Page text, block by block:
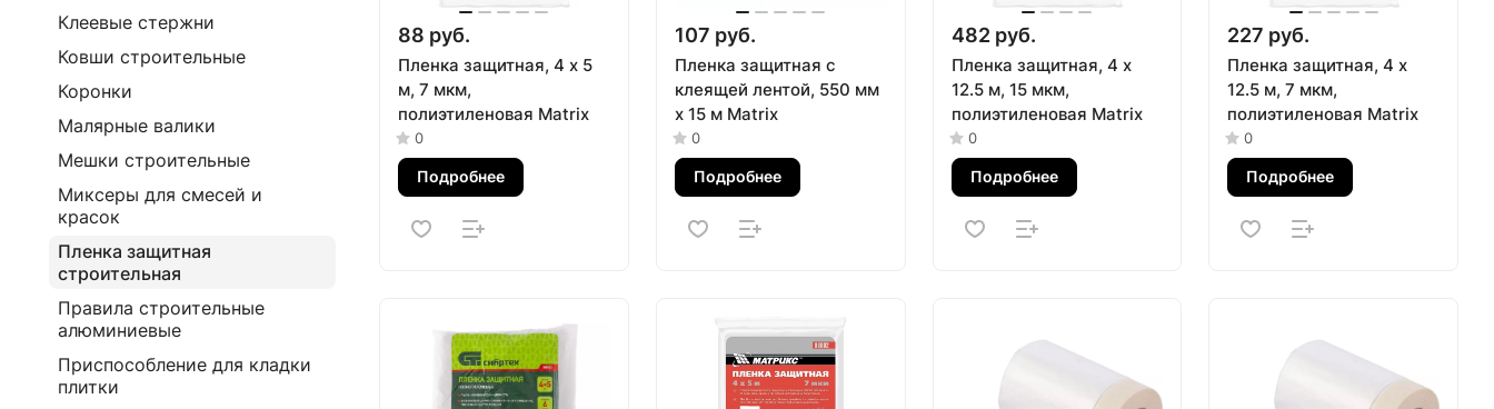
88 руб.
Пленка защитная, 4 х 5
м, 7 мкм,
полиэтиленовая Matrix
0
Подробнее
107 руб.
Пленка защитная с
клеящей лентой, 550 мм
х 15 м Matrix
0
Подробнее
482 руб.
Пленка защитная, 4 х
12.5 м, 15 мкм,
полиэтиленовая Matrix
0
Подробнее
227 руб.
Пленка защитная, 4 х
12.5 м, 7 мкм,
полиэтиленовая Matrix
0
Подробнее
Клеевые стержни
Ковши строительные
Коронки
Малярные валики
Мешки строительные
Миксеры для смесей и
красок
Пленка защитная
строительная
Правила строительные
алюминиевые
Приспособление для кладки
плитки